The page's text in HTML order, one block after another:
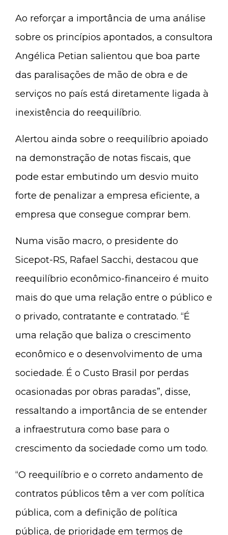
Ao reforçar a importância de uma análise
sobre os princípios apontados, a consultora
Angélica Petian salientou que boa parte
das paralisações de mão de obra e de
serviços no país está diretamente ligada à
inexistência do reequilíbrio.
Alertou ainda sobre o reequilíbrio apoiado
na demonstração de notas fiscais, que
pode estar embutindo um desvio muito
forte de penalizar a empresa eficiente, a
empresa que consegue comprar bem.
Numa visão macro, o presidente do
Sicepot-RS, Rafael Sacchi, destacou que
reequilíbrio econômico-financeiro é muito
mais do que uma relação entre o público e
o privado, contratante e contratado. “É
uma relação que baliza o crescimento
econômico e o desenvolvimento de uma
sociedade. É o Custo Brasil por perdas
ocasionadas por obras paradas”, disse,
ressaltando a importância de se entender
a infraestrutura como base para o
crescimento da sociedade como um todo.
“O reequilíbrio e o correto andamento de
contratos públicos têm a ver com política
pública, com a definição de política
pública, de prioridade em termos de